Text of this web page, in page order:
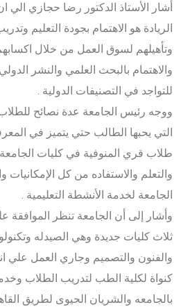
أشار الأستاذ الدكتور رضا حجازي الي
الريادة هو الاهتمام بجودة التعليم
وتأهيلهم لسوق العمل من خلال
والاهتمام بالبحث العلمي والنشر
للتواجد في التصنيفات الدولية .
ووجه رئيس الجامعة عدة نصائح للطلاب
التي يحبها الطالب حتي يتميز في
طلاب قري المنوفية في كليات
والتعلم والاستفاده من كل الإمكانيات
الجامعة لخدمة الأنشطة التعليمية .
وأشار إلى أن الجامعة تنظر الموافقة
ثلاث كليات جديدة وهي الصيدله
والفنون والتصميم وجاري العمل
كنواة لكلية الطب لتدريب الطلاب
بالجامعه والشريان الحيوى لطريق